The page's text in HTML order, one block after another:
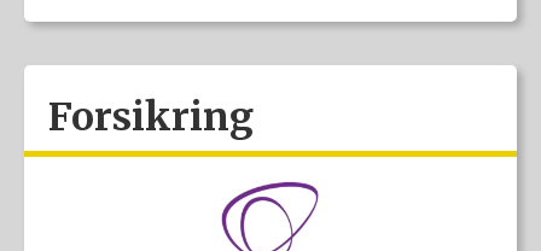
Forsikring